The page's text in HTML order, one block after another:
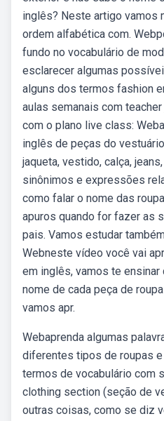
inglês? Neste artigo vamos
ordem alfabética com.
fundo no vocabulário de
esclarecer algumas
alguns dos termos fashion
aulas semanais com
com o plano live class:
inglês de peças do
jaqueta, vestido, calça,
sinônimos e expressões
como falar o nome das
apuros quando for fazer as
pais. Vamos estudar
Webneste vídeo você vai
em inglês, vamos te
nome de cada peça de
vamos apr.
Webaprenda algumas
diferentes tipos de roupas
termos de vocabulário com
clothing section (seção de
outras coisas, como se diz